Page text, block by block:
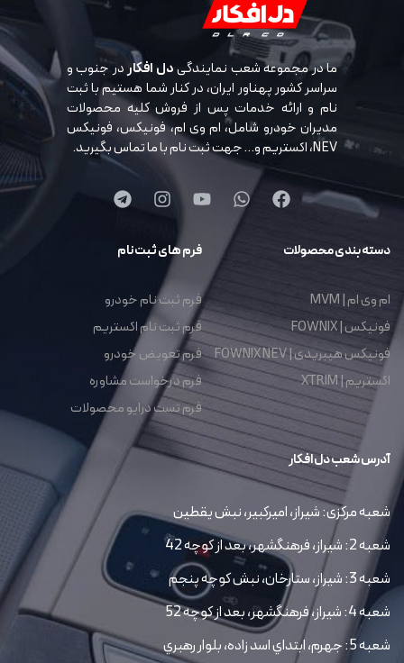
ما در مجموعه شعب نمایندگیدل افکاردر جنوب و
سراسر کشور پهناور ایران، در کنار شما هستیم با ثبت
نام و ارائه خدمات پس از فروش کلیه محصولات
مدیران خودرو شامل، ام وی ام، فونیکس، فونیکس
NEV، اکستریم و… جهت ثبت نام با ما تماس بگیرید.
دسته بندی محصولات
ام وی ام | MVM
فونیکس | FOWNIX
فونیکس هیبریدی | FOWNIX NEV
اکستریم | XTRIM
فرم های ثبت نام
فرم ثبت نام خودرو
فرم ثبت نام اکستریم
فرم تعویض خودرو
فرم درخواست مشاوره
فرم تست درایو محصولات
آدرس شعب دل افکار
شعبه مرکزی: شیراز، امیرکبیر، نبش یقطین
شعبه 2: شیراز، فرهنگشهر، بعد از کوچه 42
شعبه 3: شیراز، ستارخان، نبش کوچه پنجم
شعبه 4: شیراز، فرهنگشهر، بعد از کوچه 52
شعبه 5: جهرم، ابتداي اسد زاده، بلوار رهبري